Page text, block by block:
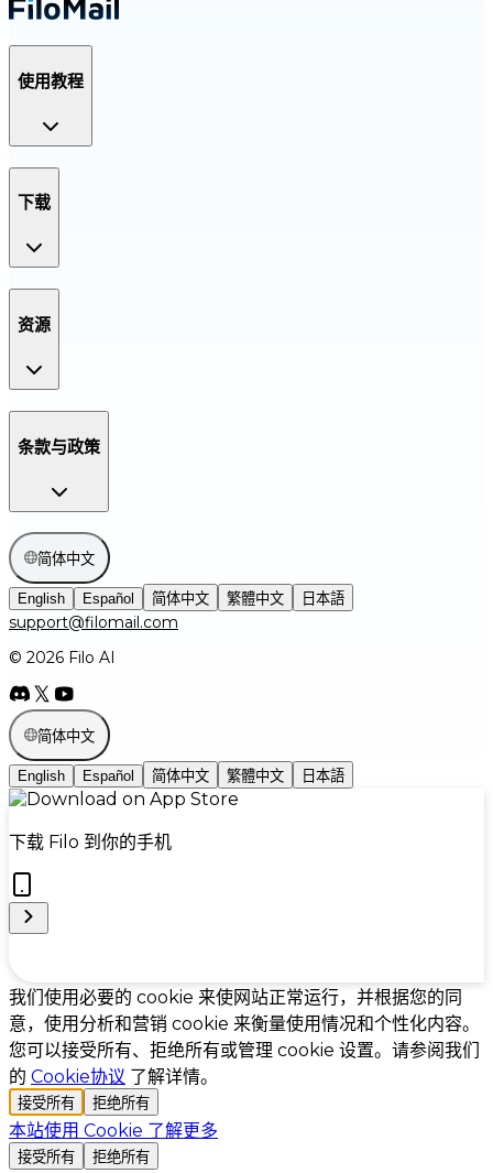
使用教程
下载
资源
条款与政策
简体中文
English Español 简体中文 繁體中文 日本語
support@filomail.com
© 2026 Filo AI
简体中文
English Español 简体中文 繁體中文 日本語
下载 Filo 到你的手机
Cookie Preferences
我们使用必要的 cookie 来使网站正常运行，并根据您的同
意，使用分析和营销 cookie 来衡量使用情况和个性化内容。
您可以接受所有、拒绝所有或管理 cookie 设置。请参阅我们
的 Cookie协议 了解详情。
接受所有 拒绝所有
本站使用 Cookie 了解更多
接受所有 拒绝所有